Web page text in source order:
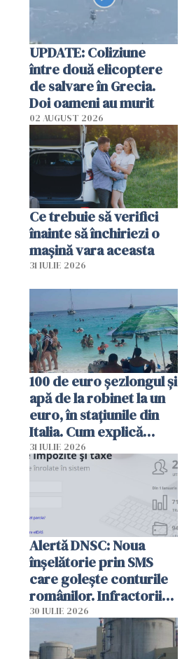
UPDATE: Coliziune
între două elicoptere
de salvare în Grecia.
Doi oameni au murit
02 AUGUST 2026
Ce trebuie să verifici
înainte să închiriezi o
mașină vara aceasta
31 IULIE 2026
100 de euro șezlongul și
apă de la robinet la un
euro, în stațiunile din
Italia. Cum explică
autoritățile
31 IULIE 2026
Alertă DNSC: Noua
înșelătorie prin SMS
care golește conturile
românilor. Infractorii
folosesc numele
Ghișeul.ro și al Poliției
Române
30 IULIE 2026